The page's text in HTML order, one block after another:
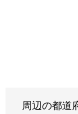
周辺の都道